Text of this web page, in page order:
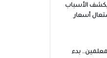
الأسباب
أسعار
بدء